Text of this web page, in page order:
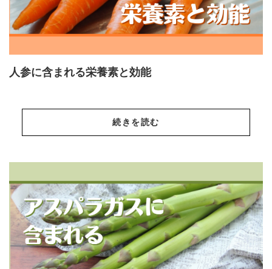
人参に含まれる栄養素と効能
続きを読む